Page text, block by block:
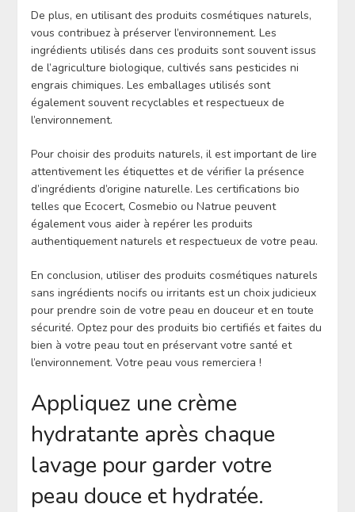
De plus, en utilisant des produits cosmétiques naturels,
vous contribuez à préserver l’environnement. Les
ingrédients utilisés dans ces produits sont souvent issus
de l’agriculture biologique, cultivés sans pesticides ni
engrais chimiques. Les emballages utilisés sont
également souvent recyclables et respectueux de
l’environnement.
Pour choisir des produits naturels, il est important de lire
attentivement les étiquettes et de vérifier la présence
d’ingrédients d’origine naturelle. Les certifications bio
telles que Ecocert, Cosmebio ou Natrue peuvent
également vous aider à repérer les produits
authentiquement naturels et respectueux de votre peau.
En conclusion, utiliser des produits cosmétiques naturels
sans ingrédients nocifs ou irritants est un choix judicieux
pour prendre soin de votre peau en douceur et en toute
sécurité. Optez pour des produits bio certifiés et faites du
bien à votre peau tout en préservant votre santé et
l’environnement. Votre peau vous remerciera !
Appliquez une crème
hydratante après chaque
lavage pour garder votre
peau douce et hydratée.